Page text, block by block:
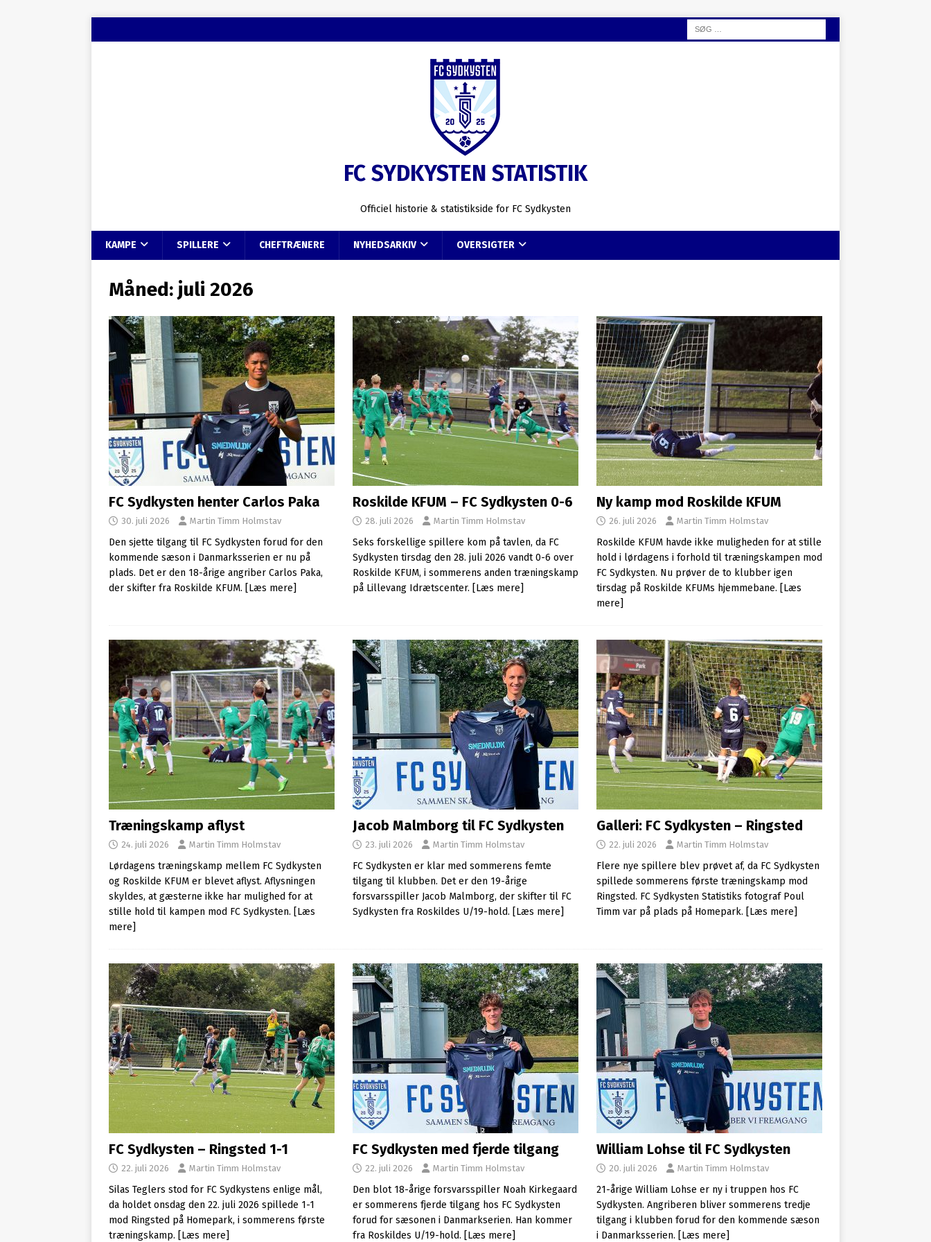
FC SYDKYSTEN STATISTIK
Officiel historie & statistikside for FC Sydkysten
KAMPE SPILLERE CHEFTRÆNERE NYHEDSARKIV OVERSIGTER
Måned: juli 2026
FC Sydkysten henter Carlos Paka
30. juli 2026 Martin Timm Holmstav
Den sjette tilgang til FC Sydkysten forud for den
kommende sæson i Danmarksserien er nu på
plads. Det er den 18-årige angriber Carlos Paka,
der skifter fra Roskilde KFUM. [Læs mere]
Roskilde KFUM – FC Sydkysten 0-6
28. juli 2026 Martin Timm Holmstav
Seks forskellige spillere kom på tavlen, da FC
Sydkysten tirsdag den 28. juli 2026 vandt 0-6 over
Roskilde KFUM, i sommerens anden træningskamp
på Lillevang Idrætscenter. [Læs mere]
Ny kamp mod Roskilde KFUM
26. juli 2026 Martin Timm Holmstav
Roskilde KFUM havde ikke muligheden for at stille
hold i lørdagens i forhold til træningskampen mod
FC Sydkysten. Nu prøver de to klubber igen
tirsdag på Roskilde KFUMs hjemmebane. [Læs
mere]
Træningskamp aflyst
24. juli 2026 Martin Timm Holmstav
Lørdagens træningskamp mellem FC Sydkysten
og Roskilde KFUM er blevet aflyst. Aflysningen
skyldes, at gæsterne ikke har mulighed for at
stille hold til kampen mod FC Sydkysten. [Læs
mere]
Jacob Malmborg til FC Sydkysten
23. juli 2026 Martin Timm Holmstav
FC Sydkysten er klar med sommerens femte
tilgang til klubben. Det er den 19-årige
forsvarsspiller Jacob Malmborg, der skifter til FC
Sydkysten fra Roskildes U/19-hold. [Læs mere]
Galleri: FC Sydkysten – Ringsted
22. juli 2026 Martin Timm Holmstav
Flere nye spillere blev prøvet af, da FC Sydkysten
spillede sommerens første træningskamp mod
Ringsted. FC Sydkysten Statistiks fotograf Poul
Timm var på plads på Homepark. [Læs mere]
FC Sydkysten – Ringsted 1-1
22. juli 2026 Martin Timm Holmstav
Silas Teglers stod for FC Sydkystens enlige mål,
da holdet onsdag den 22. juli 2026 spillede 1-1
mod Ringsted på Homepark, i sommerens første
træningskamp. [Læs mere]
FC Sydkysten med fjerde tilgang
22. juli 2026 Martin Timm Holmstav
Den blot 18-årige forsvarsspiller Noah Kirkegaard
er sommerens fjerde tilgang hos FC Sydkysten
forud for sæsonen i Danmarkserien. Han kommer
fra Roskildes U/19-hold. [Læs mere]
William Lohse til FC Sydkysten
20. juli 2026 Martin Timm Holmstav
21-årige William Lohse er ny i truppen hos FC
Sydkysten. Angriberen bliver sommerens tredje
tilgang i klubben forud for den kommende sæson
i Danmarksserien. [Læs mere]